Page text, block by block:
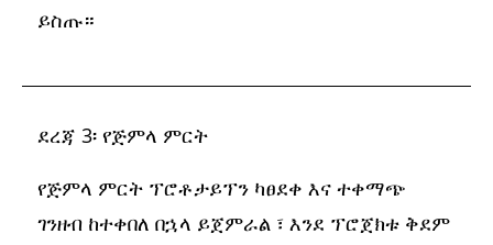
ይስጡ።
ደረጃ 3፡ የጅምላ ምርት
የጅምላ ምርት ፕሮቶታይፕን ካፀደቀ እና ተቀማጭ
ገንዘብ ከተቀበለ በኋላ ይጀምራል ፣ እንደ ፕሮጀክቱ ቅደም